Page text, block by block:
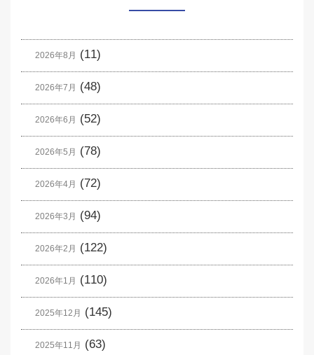
2026年8月 (11)
2026年7月 (48)
2026年6月 (52)
2026年5月 (78)
2026年4月 (72)
2026年3月 (94)
2026年2月 (122)
2026年1月 (110)
2025年12月 (145)
2025年11月 (63)